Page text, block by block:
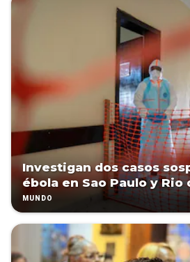
Investigan dos casos
ébola en Sao Paulo y Rio
MUNDO